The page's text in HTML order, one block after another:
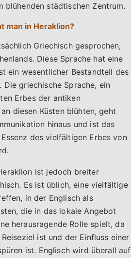
blühenden städtischen Zentrum.
man in Heraklion?
Griechisch gesprochen,
Diese Sprache hat eine
ein wesentlicher Bestandteil des
Die griechische Sprache, ein
Erbes der antiken
diesen Küsten blühten, geht
hinaus und ist das
des vielfältigen Erbes von
ist jedoch breiter
Es ist üblich, eine vielfältige
in der Englisch als
die in das lokale Angebot
herausragende Rolle spielt, da
ist und der Einfluss einer
ist. Englisch wird überall auf